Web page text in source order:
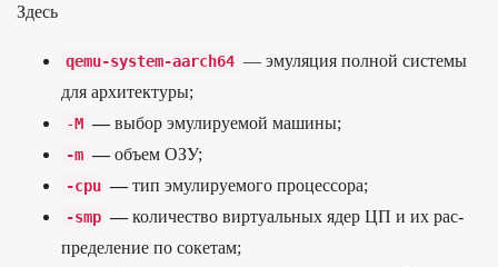
Здесь
qemu-system-aarch64 — эму­ляция пол­ной сис­темы
для архи­тек­туры;
-M —выбор эму­лиру­емой машины;
-m —объ­ем ОЗУ;
-cpu —тип эму­лиру­емо­го про­цес­сора;
-smp —количес­тво вир­туаль­ных ядер ЦП и их рас­
пре­деле­ние по сокетам;